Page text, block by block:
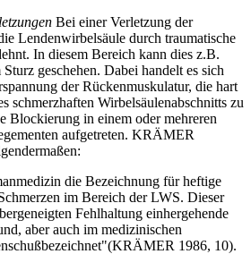
Bei einer Verletzung der
Lendenwirbelsäule durch traumatische
In diesem Bereich kann dies z.B.
geschehen. Dabei handelt es sich
der Rückenmuskulatur, die hart
schmerzhaften Wirbelsäulenabschnitts zu
Blockierung in einem oder mehreren
aufgetreten. KRÄMER
die Bezeichnung für heftige
im Bereich der LWS. Dieser
Fehlhaltung einhergehende
aber auch im medizinischen
1986, 10).